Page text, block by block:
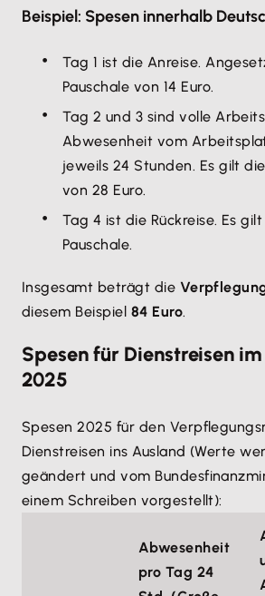
Beispiel: Spesen innerhalb
Tag 1 ist die Anreise.
Pauschale von 14 Euro.
Tag 2 und 3 sind volle
Abwesenheit vom
jeweils 24 Stunden. Es gilt
von 28 Euro.
Tag 4 ist die Rückreise. Es
Pauschale.
Insgesamt beträgt die
diesem Beispiel 84 Euro.
Spesen für Dienstreisen
2025
Spesen 2025 für den
Dienstreisen ins Ausland (Werte
geändert und vom
einem Schreiben vorgestellt):
Abwesenheit
pro Tag 24